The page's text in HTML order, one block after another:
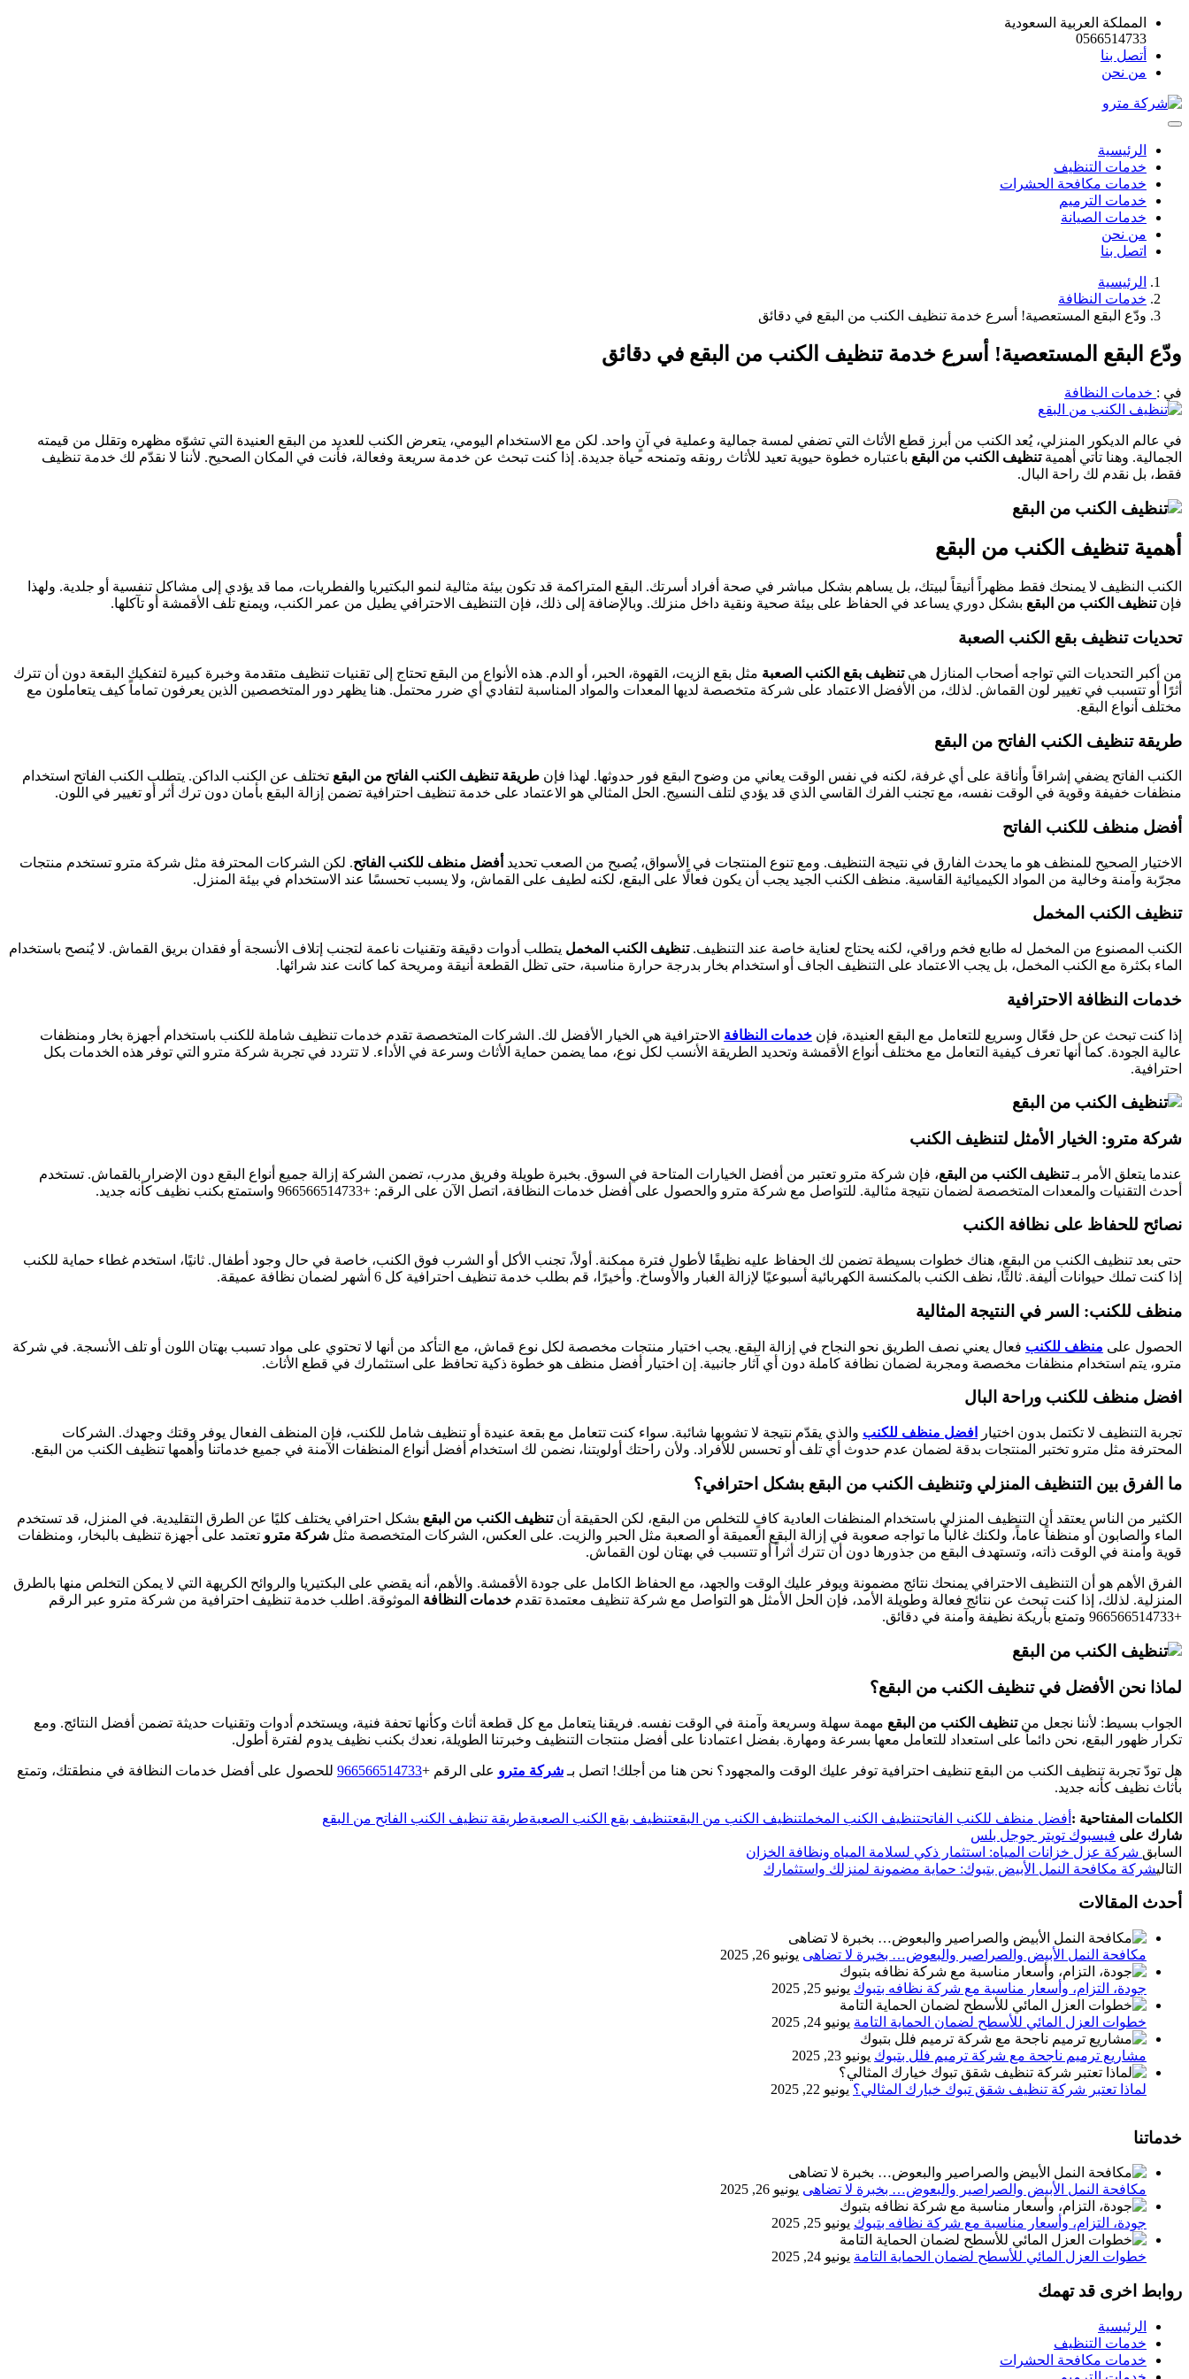
المملكة العربية السعودية
0566514733
أتصل بنا
من نحن
الرئيسية
خدمات التنظيف
خدمات مكافحة الحشرات
خدمات الترميم
خدمات الصيانة
من نحن
اتصل بنا
الرئيسية
خدمات النظافة
ودّع البقع المستعصية! أسرع خدمة تنظيف الكنب من البقع في دقائق
ودّع البقع المستعصية! أسرع خدمة تنظيف الكنب من البقع في دقائق
في : خدمات النظافة
في عالم الديكور المنزلي، يُعد الكنب من أبرز قطع الأثاث التي تضفي لمسة جمالية وعملية في آنٍ واحد. لكن مع الاستخدام اليومي، يتعرض الكنب للعديد من البقع العنيدة التي تشوّه مظهره وتقلل من قيمته
الجمالية. وهنا تأتي أهميةتنظيف الكنب من البقع باعتباره خطوة حيوية تعيد للأثاث رونقه وتمنحه حياة جديدة. إذا كنت تبحث عن خدمة سريعة وفعالة، فأنت في المكان الصحيح. لأننا لا نقدّم لك خدمة تنظيف
فقط، بل نقدم لك راحة البال.
أهمية تنظيف الكنب من البقع
الكنب النظيف لا يمنحك فقط مظهراً أنيقاً لبيتك، بل يساهم بشكل مباشر في صحة أفراد أسرتك. البقع المتراكمة قد تكون بيئة مثالية لنمو البكتيريا والفطريات، مما قد يؤدي إلى مشاكل تنفسية أو جلدية. ولهذا
فإنتنظيف الكنب من البقع بشكل دوري يساعد في الحفاظ على بيئة صحية ونقية داخل منزلك. وبالإضافة إلى ذلك، فإن التنظيف الاحترافي يطيل من عمر الكنب، ويمنع تلف الأقمشة أو تآكلها.
تحديات تنظيف بقع الكنب الصعبة
من أكبر التحديات التي تواجه أصحاب المنازل هيتنظيف بقع الكنب الصعبة مثل بقع الزيت، القهوة، الحبر، أو الدم. هذه الأنواع من البقع تحتاج إلى تقنيات تنظيف متقدمة وخبرة كبيرة لتفكيك البقعة دون أن تترك
أثرًا أو تتسبب في تغيير لون القماش. لذلك، من الأفضل الاعتماد على شركة متخصصة لديها المعدات والمواد المناسبة لتفادي أي ضرر محتمل. هنا يظهر دور المتخصصين الذين يعرفون تماماً كيف يتعاملون مع
مختلف أنواع البقع.
طريقة تنظيف الكنب الفاتح من البقع
الكنب الفاتح يضفي إشراقاً وأناقة على أي غرفة، لكنه في نفس الوقت يعاني من وضوح البقع فور حدوثها. لهذا فإن طريقة تنظيف الكنب الفاتح من البقع تختلف عن الكنب الداكن. يتطلب الكنب الفاتح استخدام
منظفات خفيفة وقوية في الوقت نفسه، مع تجنب الفرك القاسي الذي قد يؤدي لتلف النسيج. الحل المثالي هو الاعتماد على خدمة تنظيف احترافية تضمن إزالة البقع بأمان دون ترك أثر أو تغيير في اللون.
أفضل منظف للكنب الفاتح
الاختيار الصحيح للمنظف هو ما يحدث الفارق في نتيجة التنظيف. ومع تنوع المنتجات في الأسواق، يُصبح من الصعب تحديد أفضل منظف للكنب الفاتح. لكن الشركات المحترفة مثل شركة مترو تستخدم منتجات
مجرّبة وآمنة وخالية من المواد الكيميائية القاسية. منظف الكنب الجيد يجب أن يكون فعالًا على البقع، لكنه لطيف على القماش، ولا يسبب تحسسًا عند الاستخدام في بيئة المنزل.
تنظيف الكنب المخمل
الكنب المصنوع من المخمل له طابع فخم وراقي، لكنه يحتاج لعناية خاصة عند التنظيف.تنظيف الكنب المخمل يتطلب أدوات دقيقة وتقنيات ناعمة لتجنب إتلاف الأنسجة أو فقدان بريق القماش. لا يُنصح باستخدام
الماء بكثرة مع الكنب المخمل، بل يجب الاعتماد على التنظيف الجاف أو استخدام بخار بدرجة حرارة مناسبة، حتى تظل القطعة أنيقة ومريحة كما كانت عند شرائها.
خدمات النظافة الاحترافية
إذا كنت تبحث عن حل فعّال وسريع للتعامل مع البقع العنيدة، فإن خدمات النظافة الاحترافية هي الخيار الأفضل لك. الشركات المتخصصة تقدم خدمات تنظيف شاملة للكنب باستخدام أجهزة بخار ومنظفات
عالية الجودة. كما أنها تعرف كيفية التعامل مع مختلف أنواع الأقمشة وتحديد الطريقة الأنسب لكل نوع، مما يضمن حماية الأثاث وسرعة في الأداء. لا تتردد في تجربة شركة مترو التي توفر هذه الخدمات بكل
احترافية.
شركة مترو: الخيار الأمثل لتنظيف الكنب
عندما يتعلق الأمر بـتنظيف الكنب من البقع، فإن شركة مترو تعتبر من أفضل الخيارات المتاحة في السوق. بخبرة طويلة وفريق مدرب، تضمن الشركة إزالة جميع أنواع البقع دون الإضرار بالقماش. تستخدم
أحدث التقنيات والمعدات المتخصصة لضمان نتيجة مثالية. للتواصل مع شركة مترو والحصول على أفضل خدمات النظافة، اتصل الآن على الرقم: +966566514733‎‏ واستمتع بكنب نظيف كأنه جديد.
نصائح للحفاظ على نظافة الكنب
حتى بعد تنظيف الكنب من البقع، هناك خطوات بسيطة تضمن لك الحفاظ عليه نظيفًا لأطول فترة ممكنة. أولاً، تجنب الأكل أو الشرب فوق الكنب، خاصة في حال وجود أطفال. ثانيًا، استخدم غطاء حماية للكنب
إذا كنت تملك حيوانات أليفة. ثالثًا، نظف الكنب بالمكنسة الكهربائية أسبوعيًا لإزالة الغبار والأوساخ. وأخيرًا، قم بطلب خدمة تنظيف احترافية كل 6 أشهر لضمان نظافة عميقة.
منظف للكنب: السر في النتيجة المثالية
الحصول على منظف للكنب فعال يعني نصف الطريق نحو النجاح في إزالة البقع. يجب اختيار منتجات مخصصة لكل نوع قماش، مع التأكد من أنها لا تحتوي على مواد تسبب بهتان اللون أو تلف الأنسجة. في شركة
مترو، يتم استخدام منظفات مخصصة ومجربة لضمان نظافة كاملة دون أي آثار جانبية. إن اختيار أفضل منظف هو خطوة ذكية تحافظ على استثمارك في قطع الأثاث.
افضل منظف للكنب وراحة البال
تجربة التنظيف لا تكتمل بدون اختيار افضل منظف للكنب والذي يقدّم نتيجة لا تشوبها شائبة. سواء كنت تتعامل مع بقعة عنيدة أو تنظيف شامل للكنب، فإن المنظف الفعال يوفر وقتك وجهدك. الشركات
المحترفة مثل مترو تختبر المنتجات بدقة لضمان عدم حدوث أي تلف أو تحسس للأفراد. ولأن راحتك أولويتنا، نضمن لك استخدام أفضل أنواع المنظفات الآمنة في جميع خدماتنا وأهمها تنظيف الكنب من البقع.
ما الفرق بين التنظيف المنزلي وتنظيف الكنب من البقع بشكل احترافي؟
الكثير من الناس يعتقد أن التنظيف المنزلي باستخدام المنظفات العادية كافٍ للتخلص من البقع، لكن الحقيقة أنتنظيف الكنب من البقع بشكل احترافي يختلف كليًا عن الطرق التقليدية. في المنزل، قد تستخدم
الماء والصابون أو منظفاً عاماً، ولكنك غالباً ما تواجه صعوبة في إزالة البقع العميقة أو الصعبة مثل الحبر والزيت. على العكس، الشركات المتخصصة مثل شركة مترو تعتمد على أجهزة تنظيف بالبخار، ومنظفات
قوية وآمنة في الوقت ذاته، وتستهدف البقع من جذورها دون أن تترك أثراً أو تتسبب في بهتان لون القماش.
الفرق الأهم هو أن التنظيف الاحترافي يمنحك نتائج مضمونة ويوفر عليك الوقت والجهد، مع الحفاظ الكامل على جودة الأقمشة. والأهم، أنه يقضي على البكتيريا والروائح الكريهة التي لا يمكن التخلص منها بالطرق
المنزلية. لذلك، إذا كنت تبحث عن نتائج فعالة وطويلة الأمد، فإن الحل الأمثل هو التواصل مع شركة تنظيف معتمدة تقدم خدمات النظافة الموثوقة. اطلب خدمة تنظيف احترافية من شركة مترو عبر الرقم
+966566514733‎‏ وتمتع بأريكة نظيفة وآمنة في دقائق.
لماذا نحن الأفضل في تنظيف الكنب من البقع؟
الجواب بسيط: لأننا نجعل منتنظيف الكنب من البقع مهمة سهلة وسريعة وآمنة في الوقت نفسه. فريقنا يتعامل مع كل قطعة أثاث وكأنها تحفة فنية، ويستخدم أدوات وتقنيات حديثة تضمن أفضل النتائج. ومع
تكرار ظهور البقع، نحن دائماً على استعداد للتعامل معها بسرعة ومهارة. بفضل اعتمادنا على أفضل منتجات التنظيف وخبرتنا الطويلة، نعدك بكنب نظيف يدوم لفترة أطول.
هل تودّ تجربة تنظيف الكنب من البقع تنظيف احترافية توفر عليك الوقت والمجهود؟ نحن هنا من أجلك! اتصل بـ شركة مترو على الرقم +966566514733‎‏ للحصول على أفضل خدمات النظافة في منطقتك، وتمتع
بأثاث نظيف كأنه جديد.
الكلمات المفتاحية : أفضل منظف للكنب الفاتحتنظيف الكنب المخملتنظيف الكنب من البقعتنظيف بقع الكنب الصعبةطريقة تنظيف الكنب الفاتح من البقع
شارك على فيسبوك تويتر جوجل بلس
السابق شركة عزل خزانات المياه: استثمار ذكي لسلامة المياه ونظافة الخزان
التاليشركة مكافحة النمل الأبيض بتبوك: حماية مضمونة لمنزلك واستثمارك
أحدث المقالات
مكافحة النمل الأبيض والصراصير والبعوض… بخبرة لا تضاهى يونيو 26, 2025
جودة، التزام، وأسعار مناسبة مع شركة نظافه بتبوك يونيو 25, 2025
خطوات العزل المائي للأسطح لضمان الحماية التامة يونيو 24, 2025
مشاريع ترميم ناجحة مع شركة ترميم فلل بتبوك يونيو 23, 2025
لماذا تعتبر شركة تنظيف شقق تبوك خيارك المثالي؟ يونيو 22, 2025
خدماتنا
مكافحة النمل الأبيض والصراصير والبعوض… بخبرة لا تضاهى يونيو 26, 2025
جودة، التزام، وأسعار مناسبة مع شركة نظافه بتبوك يونيو 25, 2025
خطوات العزل المائي للأسطح لضمان الحماية التامة يونيو 24, 2025
روابط اخرى قد تهمك
الرئيسية
خدمات التنظيف
خدمات مكافحة الحشرات